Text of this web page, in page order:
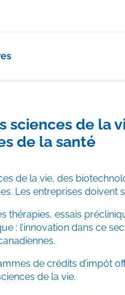
sciences de la
de la santé
de la vie, des
Les entreprises
thérapies, essais
: l’innovation dans ce
de crédits d’impôt
de la vie.